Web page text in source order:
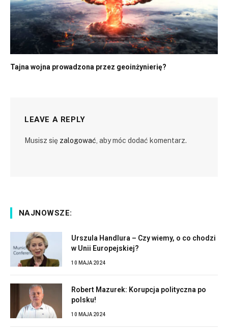
Tajna wojna prowadzona przez geoinżynierię?
LEAVE A REPLY
Musisz się zalogować , aby móc dodać komentarz.
NAJNOWSZE:
Urszula Handlura – Czy wiemy, o co chodzi
w Unii Europejskiej?
10 MAJA 2024
Robert Mazurek: Korupcja polityczna po
polsku!
10 MAJA 2024